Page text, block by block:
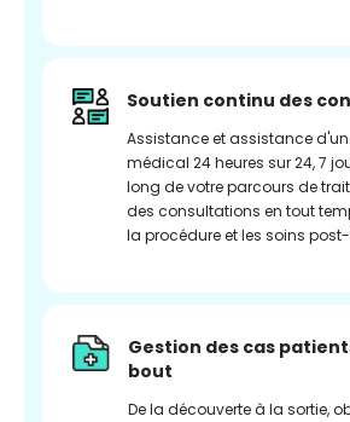
Soutien continu des
Assistance et assistance
médical 24 heures sur 24, 7
long de votre parcours de
des consultations en tout
la procédure et les soins
Gestion des cas
bout
De la découverte à la sortie,